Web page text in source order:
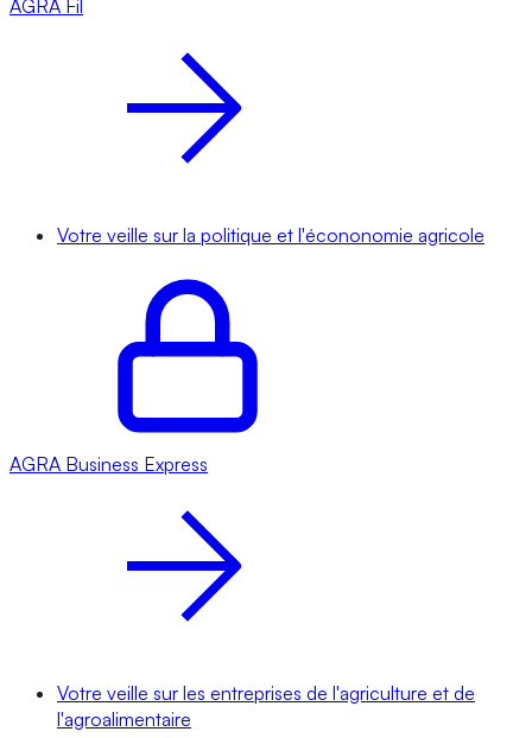
AGRA Fil
Votre veille sur la politique et l'écononomie agricole
AGRA Business Express
Votre veille sur les entreprises de l'agriculture et de
l'agroalimentaire